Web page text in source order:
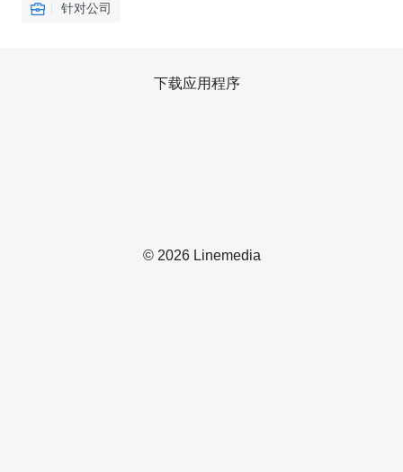
针对公司
© 2026 Linemedia
下载应用程序